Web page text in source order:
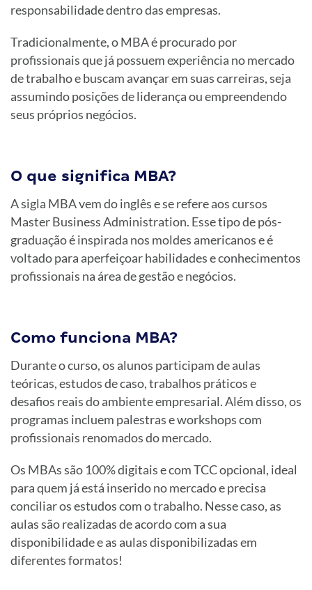
responsabilidade dentro das empresas.
Tradicionalmente, o MBA é procurado por
profissionais que já possuem experiência no mercado
de trabalho e buscam avançar em suas carreiras, seja
assumindo posições de liderança ou empreendendo
seus próprios negócios.
O que significa MBA?
A sigla MBA vem do inglês e se refere aos cursos
Master Business Administration. Esse tipo de pós-
graduação é inspirada nos moldes americanos e é
voltado para aperfeiçoar habilidades e conhecimentos
profissionais na área de gestão e negócios.
Como funciona MBA?
Durante o curso, os alunos participam de aulas
teóricas, estudos de caso, trabalhos práticos e
desafios reais do ambiente empresarial. Além disso, os
programas incluem palestras e workshops com
profissionais renomados do mercado.
Os MBAs são 100% digitais e com TCC opcional, ideal
para quem já está inserido no mercado e precisa
conciliar os estudos com o trabalho. Nesse caso, as
aulas são realizadas de acordo com a sua
disponibilidade e as aulas disponibilizadas em
diferentes formatos!